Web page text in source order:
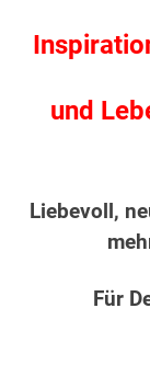
und
Liebevoll,
Für